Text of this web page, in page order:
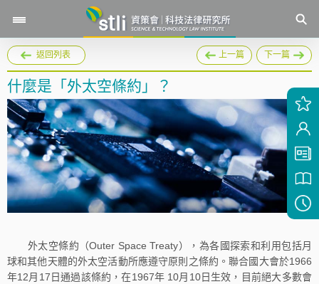
返回列表 上一篇 下一篇
什麼是「外太空條約」？
外太空條約（Outer Space Treaty），為各國探索和利用包括月
球和其他天體的外太空活動所應遵守原則之條約。聯合國大會於1966
年12月17日通過該條約，在1967年 10月10日生效，目前絕大多數會